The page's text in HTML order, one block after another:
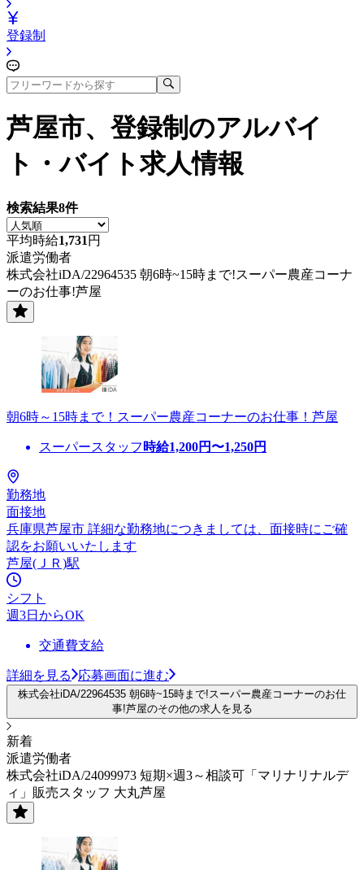
登録制
芦屋市、登録制 のアルバイ
ト・バイト求人情報
検索結果8件
平均時給1,731 円
派遣労働者
株式会社iDA/22964535 朝6時~15時まで!スーパー農産コーナ
ーのお仕事!芦屋
朝6時～15時まで！スーパー農産コーナーのお仕事！芦屋
スーパースタッフ 時給1,200円〜1,250円
勤務地
面接地
兵庫県芦屋市 詳細な勤務地につきましては、面接時にご確
認をお願いいたします
芦屋(ＪＲ)駅
シフト
週3日からOK
交通費支給
詳細を見る 応募画面に進む
株式会社iDA/22964535 朝6時~15時まで!スーパー農産コーナーのお仕
事!芦屋のその他の求人を見る
新着
派遣労働者
株式会社iDA/24099973 短期×週3～相談可「マリナリナルデ
ィ」販売スタッフ 大丸芦屋